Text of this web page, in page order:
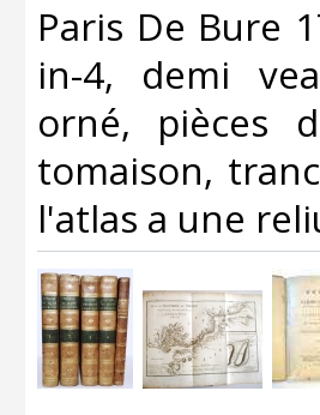
‎Paris De Bure
in-4, demi
orné, pièces
tomaison,
l'atlas a une